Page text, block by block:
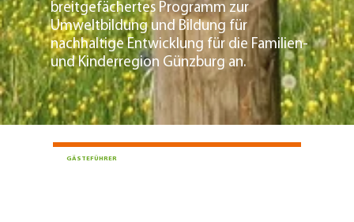
breitgefächertes Programm zur
Umweltbildung und Bildung für
nachhaltige Entwicklung für die Familien-
und Kinderregion Günzburg an.
GÄSTEFÜHRER